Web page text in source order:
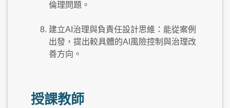
倫理問題。
建立AI治理與負責任設計思維：能從案例
出發，提出較具體的AI風險控制與治理改
善方向。
授課教師